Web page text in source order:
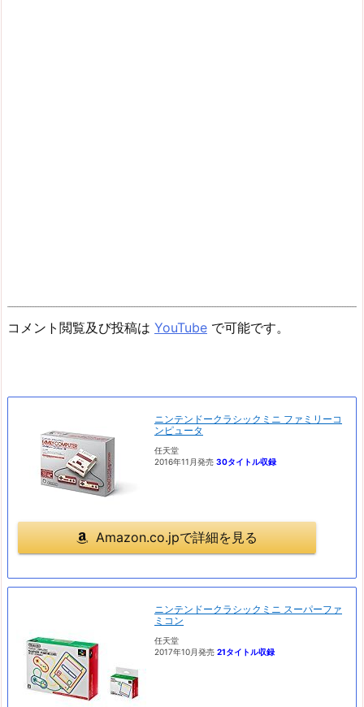
コメント閲覧及び投稿は YouTube で可能です。
ニンテンドークラシックミニ ファミリーコ
ンピュータ
任天堂
2016年11月発売 30タイトル収録
Amazon.co.jpで詳細を見る
ニンテンドークラシックミニ スーパーファ
ミコン
任天堂
2017年10月発売 21タイトル収録